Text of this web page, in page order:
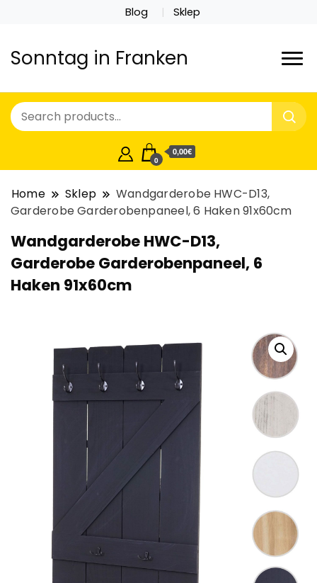
Blog Sklep
Sonntag in Franken
0
0,00€
Home Sklep
Wandgarderobe HWC-D13,
Garderobe Garderobenpaneel, 6 Haken 91x60cm
Wandgarderobe HWC-D13,
Garderobe Garderobenpaneel, 6
Haken 91x60cm